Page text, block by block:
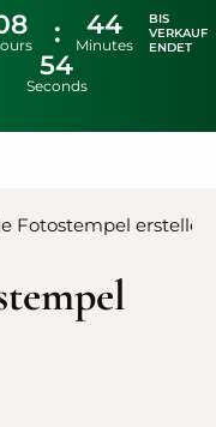
44
Minutes
53
Seconds
BIS
VERKAUF
ENDET
Fotostempel erstellen